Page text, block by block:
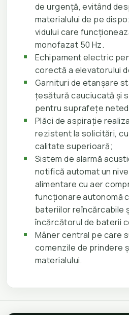
de urgență, evitând
materialului de pe
vidului care
monofazat 50 Hz.
Echipament electric
corectă a elevatorului
Garnituri de etanșare
țesătură cauciucată și
pentru suprafețe
Plăci de aspirație
rezistent la solicitări,
calitate superioară;
Sistem de alarmă
notifică automat un
alimentare cu aer
funcționare autonomă
bateriilor reîncărcabile
încărcătorul de baterii
Mâner central pe care
comenzile de prindere
materialului.